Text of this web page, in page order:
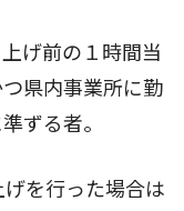
げ前の１時間当
県内事業所に勤
ずる者。
を行った場合は